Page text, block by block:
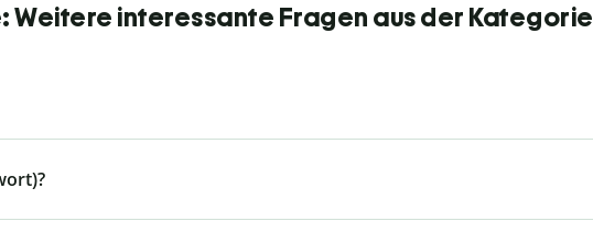
Weitere interessante Fragen aus der Kategorie